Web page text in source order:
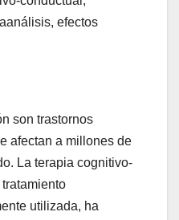
efectos
son trastornos
afectan a millones de
La terapia cognitivo-
utilizada, ha